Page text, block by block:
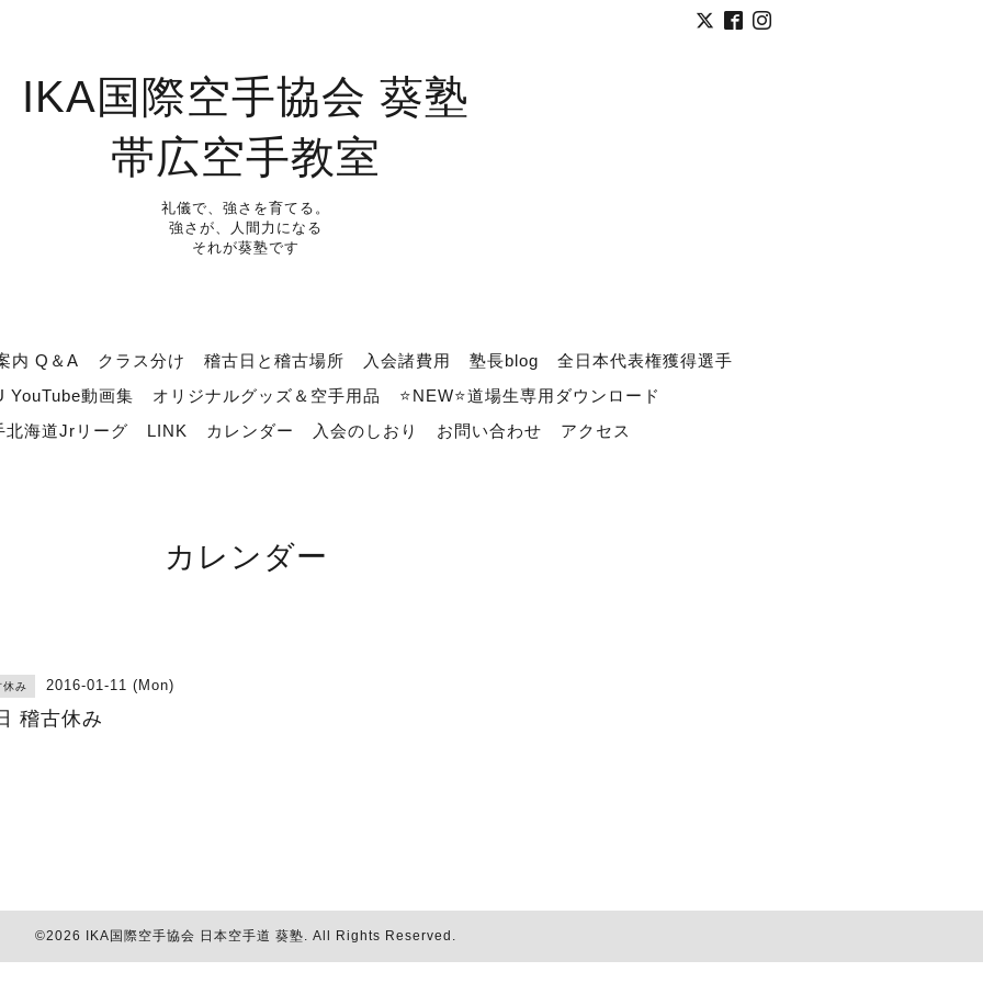
IKA国際空手協会 葵塾
帯広空手教室
礼儀で、強さを育てる。
強さが、人間力になる
それが葵塾です
内 Q＆A クラス分け 稽古日と稽古場所 入会諸費用 塾長blog
全日本代表権獲得選手
YouTube動画集
オリジナルグッズ＆空手用品
⭐NEW⭐道場生専用ダウンロード
北海道Jrリーグ
LINK カレンダー 入会のしおり お問い合わせ アクセス
カレンダー
休み 2016-01-11 (Mon)
稽古休み
©2026 IKA国際空手協会 日本空手道 葵塾. All Rights Reserved.